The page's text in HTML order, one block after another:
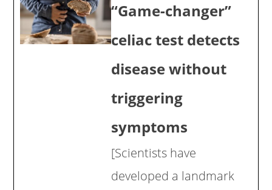
“Game-changer”
celiac test detects
disease without
triggering
symptoms
[Scientists have
developed a landmark